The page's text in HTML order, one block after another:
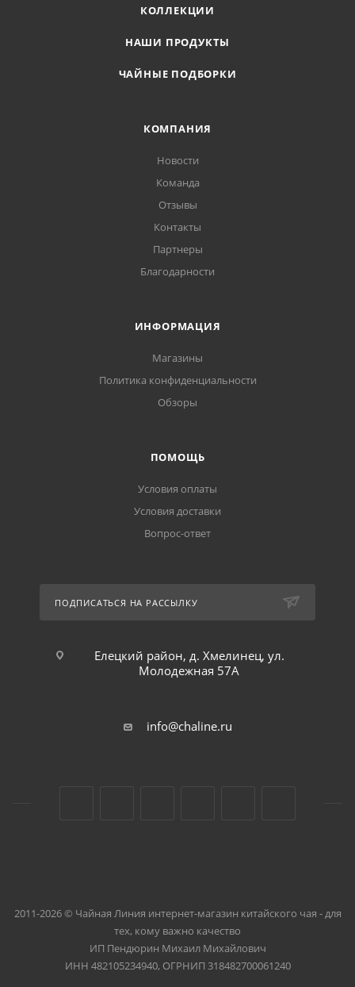
КОЛЛЕКЦИИ
НАШИ ПРОДУКТЫ
ЧАЙНЫЕ ПОДБОРКИ
КОМПАНИЯ
Новости
Команда
Отзывы
Контакты
Партнеры
Благодарности
ИНФОРМАЦИЯ
Магазины
Политика конфиденциальности
Обзоры
ПОМОЩЬ
Условия оплаты
Условия доставки
Вопрос-ответ
ПОДПИСАТЬСЯ НА РАССЫЛКУ
Елецкий район, д. Хмелинец, ул.
Молодежная 57А
info@chaline.ru
2011-2026 © Чайная Линия интернет-магазин китайского чая - для
тех, кому важно качество
ИП Пендюрин Михаил Михайлович
ИНН 482105234940, ОГРНИП 318482700061240